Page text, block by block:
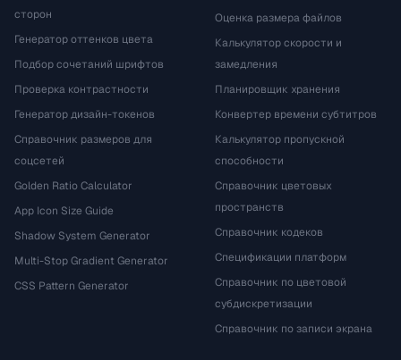
сторон
Генератор оттенков цвета
Подбор сочетаний шрифтов
Проверка контрастности
Генератор дизайн-токенов
Справочник размеров для
соцсетей
Golden Ratio Calculator
App Icon Size Guide
Shadow System Generator
Multi-Stop Gradient Generator
CSS Pattern Generator
Оценка размера файлов
Калькулятор скорости и
замедления
Планировщик хранения
Конвертер времени субтитров
Калькулятор пропускной
способности
Справочник цветовых
пространств
Справочник кодеков
Спецификации платформ
Справочник по цветовой
субдискретизации
Справочник по записи экрана